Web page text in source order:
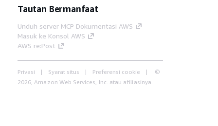
Tautan Bermanfaat
Unduh server MCP Dokumentasi AWS
Masuk ke Konsol AWS
AWS re:Post
Privasi Syarat situs Preferensi cookie
©
2026, Amazon Web Services, Inc. atau afiliasinya.